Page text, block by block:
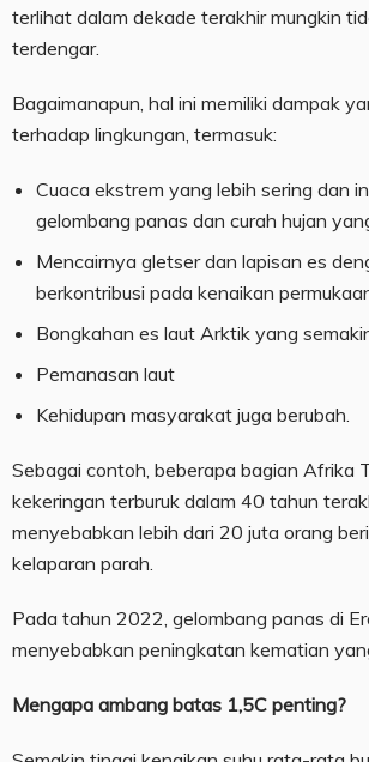
terlihat dalam dekade terakhir mungkin
terdengar.
Bagaimanapun, hal ini memiliki dampak
terhadap lingkungan, termasuk:
Cuaca ekstrem yang lebih sering dan
gelombang panas dan curah hujan
Mencairnya gletser dan lapisan es
berkontribusi pada kenaikan
Bongkahan es laut Arktik yang
Pemanasan laut
Kehidupan masyarakat juga berubah.
Sebagai contoh, beberapa bagian Afrika
kekeringan terburuk dalam 40 tahun
menyebabkan lebih dari 20 juta orang
kelaparan parah.
Pada tahun 2022, gelombang panas di
menyebabkan peningkatan kematian
Mengapa ambang batas 1,5C penting?